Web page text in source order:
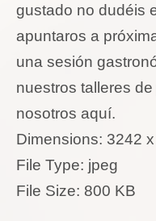
gustado no dudéis
apuntaros a
una sesión
nuestros talleres
nosotros aquí.
Dimensions: 3242
File Type: jpeg
File Size: 800 KB